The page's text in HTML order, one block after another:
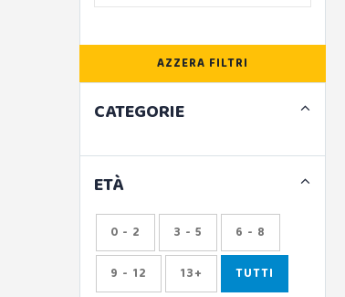
AZZERA FILTRI
CATEGORIE
ETÀ
0 - 2 3 - 5 6 - 8
9 - 12 13+ TUTTI